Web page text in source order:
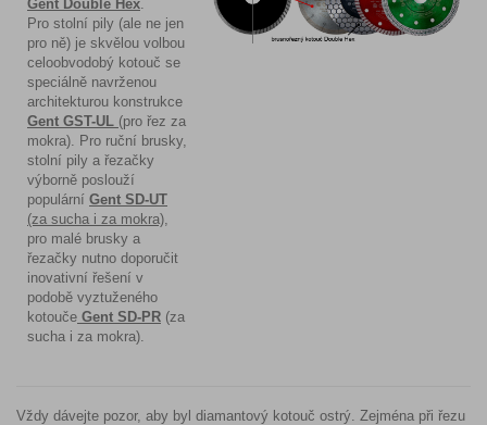
Gent Double Hex
Pro stolní pily (ale ne jen
pro ně) je skvělou volbou
celoobvodobý kotouč se
speciálně navrženou
architekturou konstrukce
Gent GST-UL (pro řez za
mokra). Pro ruční brusky,
stolní pily a řezačky
výborně poslouží
populární Gent SD-UT
(za sucha i za mokra),
pro malé brusky a
řezačky nutno doporučit
inovativní řešení v
podobě vyztuženého
kotouče Gent SD-PR (za
sucha i za mokra).
Vždy dávejte pozor, aby byl diamantový kotouč ostrý. Zejména při řezu